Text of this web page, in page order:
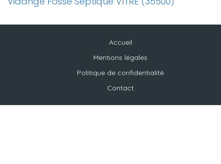
Accueil
Mentions légales
Politique de confidentialité
Contact